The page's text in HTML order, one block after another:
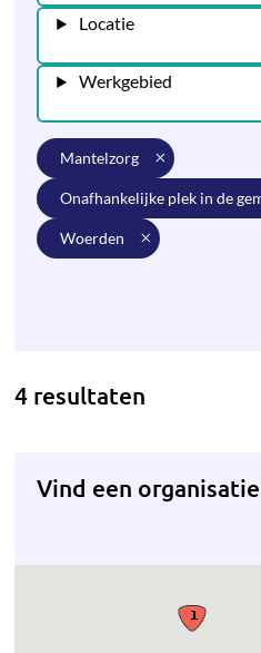
Locatie
Werkgebied
mantelzorg
onafhankelijke plek in de
woerden
4 resultaten
Vind een